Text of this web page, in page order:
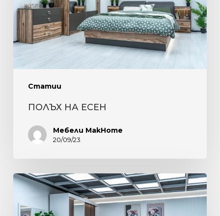
Статии
ПОЛЪХ НА ЕСЕН
Мебели MakHome
20/09/23
ЕЛЕГАНТНОСТ,
КОМФОРТ